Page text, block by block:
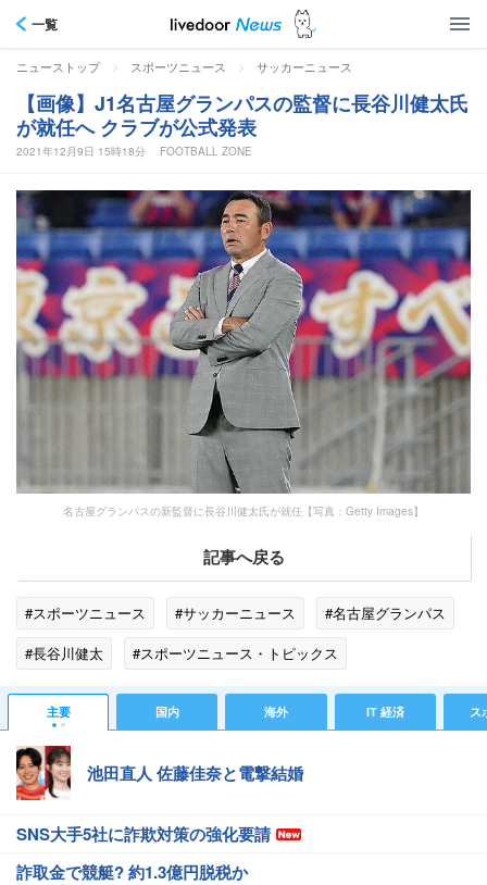
一覧
ニューストップ > スポーツニュース > サッカーニュース
【画像】J1名古屋グランパスの監督に長谷川健太氏
が就任へ クラブが公式発表
2021年12月9日 15時18分 FOOTBALL ZONE
名古屋グランパスの新監督に長谷川健太氏が就任【写真：Getty Images】
記事へ戻る
#スポーツニュース #サッカーニュース
#名古屋グランパス
#長谷川健太
#スポーツニュース・トピックス
主要 国内 海外 IT 経済 ス
池田直人 佐藤佳奈と電撃結婚
SNS大手5社に詐欺対策の強化要請
詐取金で競艇? 約1.3億円脱税か